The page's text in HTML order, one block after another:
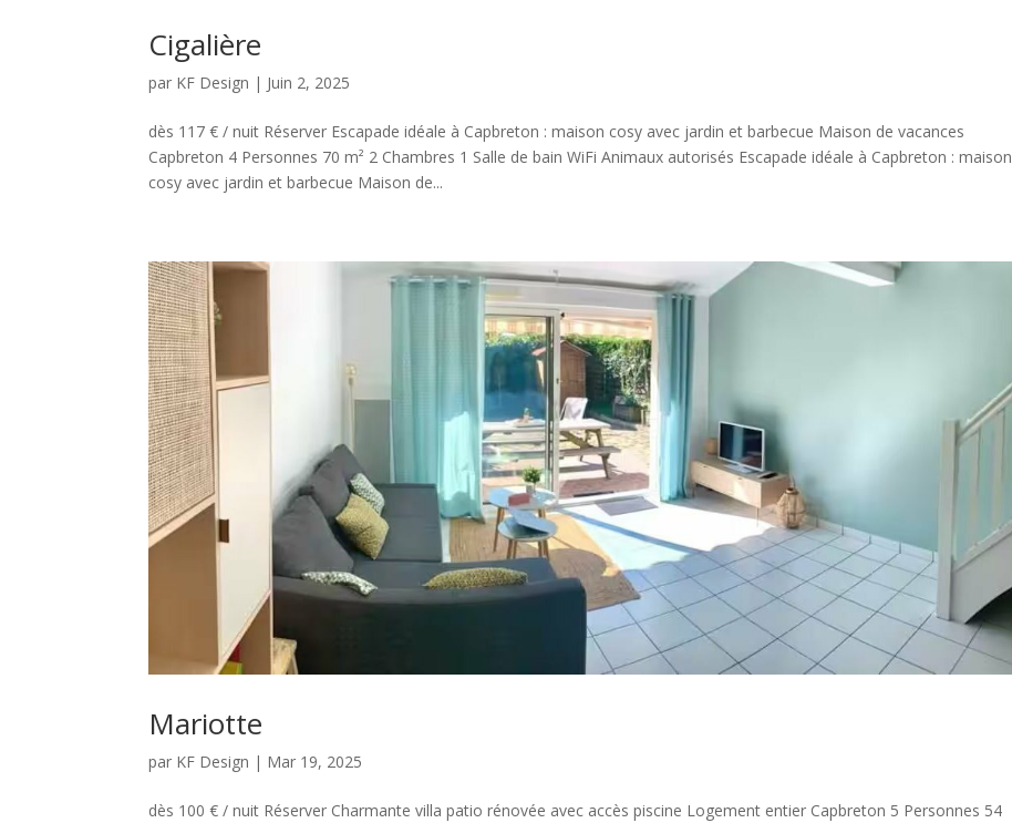
Cigalière
par KF Design | Juin 2, 2025
dès 117 € / nuit Réserver Escapade idéale à Capbreton : maison cosy avec jardin et barbecue Maison de vacances
Capbreton 4 Personnes 70 m² 2 Chambres 1 Salle de bain WiFi Animaux autorisés Escapade idéale à Capbreton : maison
cosy avec jardin et barbecue Maison de...
Mariotte
par KF Design | Mar 19, 2025
dès 100 € / nuit Réserver Charmante villa patio rénovée avec accès piscine Logement entier Capbreton 5 Personnes 54